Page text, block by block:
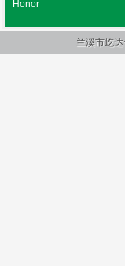
Honor
兰溪市屹